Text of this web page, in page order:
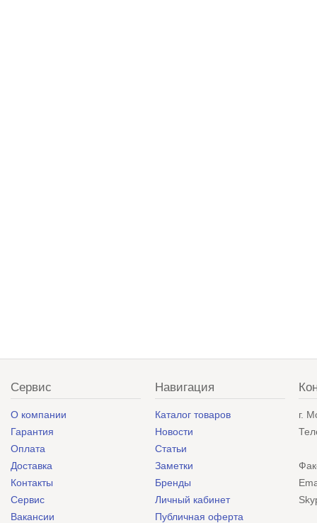
Сервис
О компании
Гарантия
Оплата
Доставка
Контакты
Сервис
Вакансии
Навигация
Каталог товаров
Новости
Статьи
Заметки
Бренды
Личный кабинет
Публичная оферта
г.